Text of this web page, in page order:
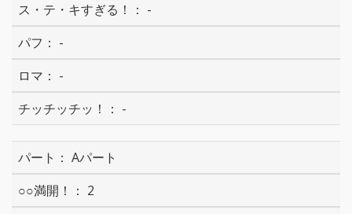
-
-
-
-
Aパート
2